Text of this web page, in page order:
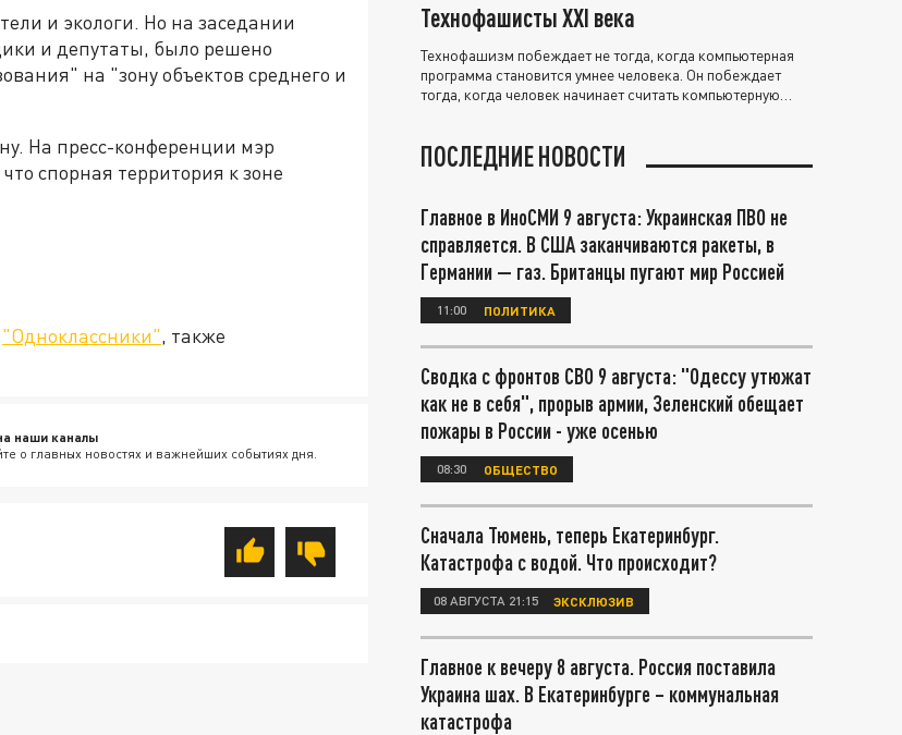
и экологи. Но на заседании
и депутаты, было решено
на "зону объектов среднего и
На пресс-конференции мэр
спорная территория к зоне
"Одноклассники", также
наши каналы
о главных новостях и важнейших событиях дня.
Технофашисты XXI века
Технофашизм побеждает не тогда, когда компьютерная
программа становится умнее человека. Он побеждает
тогда, когда человек начинает считать компьютерную
ПОСЛЕДНИЕ НОВОСТИ
Главное в ИноСМИ 9 августа: Украинская ПВО не
справляется. В США заканчиваются ракеты, в
Германии — газ. Британцы пугают мир Россией
11:00 ПОЛИТИКА
Сводка с фронтов СВО 9 августа: "Одессу утюжат
как не в себя", прорыв армии, Зеленский обещает
пожары в России - уже осенью
08:30 ОБЩЕСТВО
Сначала Тюмень, теперь Екатеринбург.
Катастрофа с водой. Что происходит?
08 АВГУСТА 21:15 ЭКСКЛЮЗИВ
Главное к вечеру 8 августа. Россия поставила
Украина шах. В Екатеринбурге – коммунальная
катастрофа